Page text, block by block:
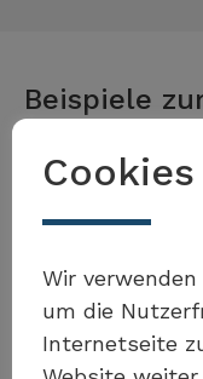
Möchten
sein?
Beispiele
Cookies
Wir
um die
Internetseite